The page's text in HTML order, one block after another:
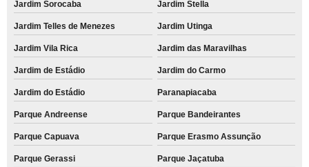
Jardim Sorocaba Jardim Stella
Jardim Telles de Menezes Jardim Utinga
Jardim Vila Rica Jardim das Maravilhas
Jardim de Estádio Jardim do Carmo
Jardim do Estádio Paranapiacaba
Parque Andreense Parque Bandeirantes
Parque Capuava Parque Erasmo Assunção
Parque Gerassi Parque Jaçatuba